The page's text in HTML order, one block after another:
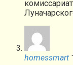
homessmart